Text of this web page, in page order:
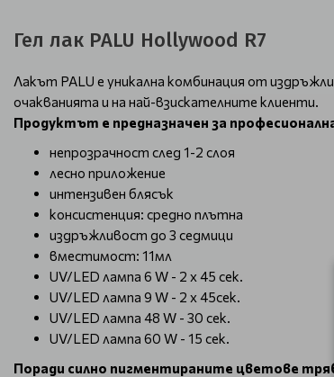
Гел лак PALU Hollywood R7
Лакът PALU е уникална комбинация от
очакванията и на най-взискателните клиенти.
Продуктът е предназначен за
непрозрачност след 1-2 слоя
лесно приложение
интензивен блясък
консистенция: средно плътна
издръжливост до 3 седмици
вместимост: 11мл
UV/LED лампа 6 W - 2 х 45 сек.
UV/LED лампа 9 W - 2 х 45сек.
UV/LED лампа 48 W - 30 сек.
UV/LED лампа 60 W - 15 сек.
Поради силно пигментираните цветове